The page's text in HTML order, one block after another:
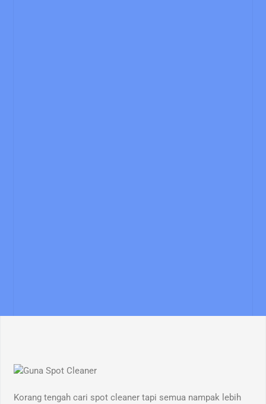
Korang tengah cari spot cleaner tapi semua nampak lebih